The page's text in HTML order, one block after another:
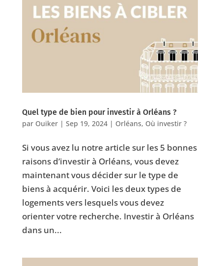
Quel type de bien pour investir à Orléans ?
par Ouiker| Sep 19, 2024| Orléans, Où investir ?
Si vous avez lu notre article sur les 5 bonnes
raisons d’investir à Orléans, vous devez
maintenant vous décider sur le type de
biens à acquérir. Voici les deux types de
logements vers lesquels vous devez
orienter votre recherche. Investir à Orléans
dans un...